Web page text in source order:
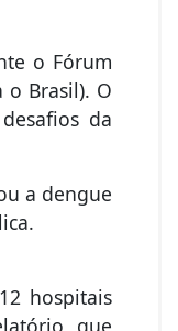
o Fórum
o Brasil). O
da
a dengue
hospitais
que